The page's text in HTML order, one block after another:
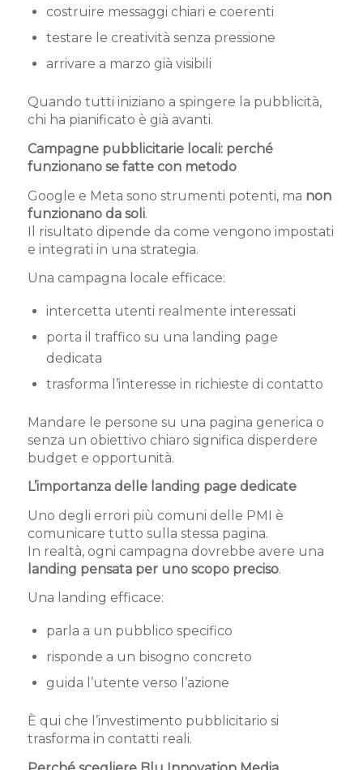
costruire messaggi chiari e coerenti
testare le creatività senza pressione
arrivare a marzo già visibili
Quando tutti iniziano a spingere la pubblicità,
chi ha pianificato è già avanti.
Campagne pubblicitarie locali: perché
funzionano se fatte con metodo
Google e Meta sono strumenti potenti, ma non
funzionano da soli.
Il risultato dipende da come vengono impostati
e integrati in una strategia.
Una campagna locale efficace:
intercetta utenti realmente interessati
porta il traffico su una landing page
dedicata
trasforma l’interesse in richieste di contatto
Mandare le persone su una pagina generica o
senza un obiettivo chiaro significa disperdere
budget e opportunità.
L’importanza delle landing page dedicate
Uno degli errori più comuni delle PMI è
comunicare tutto sulla stessa pagina.
In realtà, ogni campagna dovrebbe avere una
landing pensata per uno scopo preciso.
Una landing efficace:
parla a un pubblico specifico
risponde a un bisogno concreto
guida l’utente verso l’azione
È qui che l’investimento pubblicitario si
trasforma in contatti reali.